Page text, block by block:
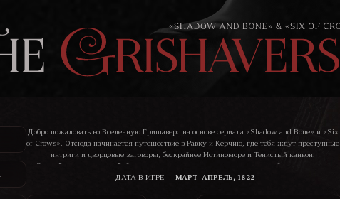
Добро пожаловать во Вселенную Гришаверс на основе сериала «Shadow and Bone» и «Six
of Crows». Отсюда начинается путешествие в Равку и Керчию, где тебя ждут преступные
интриги и дворцовые заговоры, бескрайнее Истиноморе и Тенистый каньон.
Здесь бандиты, воры, убийцы, цари и святые ведут нескончаемую войну, и никто не
сможет остаться в стороне от ее последствий.
ДАТА В ИГРЕ — МАРТ–АПРЕЛЬ, 1822